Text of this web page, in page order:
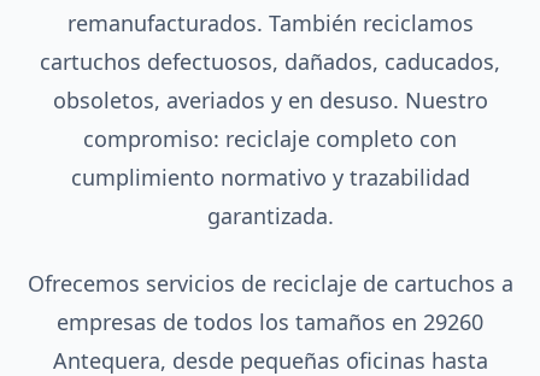
remanufacturados. También reciclamos
cartuchos defectuosos, dañados, caducados,
obsoletos, averiados y en desuso. Nuestro
compromiso: reciclaje completo con
cumplimiento normativo y trazabilidad
garantizada.
Ofrecemos servicios de reciclaje de cartuchos a
empresas de todos los tamaños en 29260
Antequera, desde pequeñas oficinas hasta